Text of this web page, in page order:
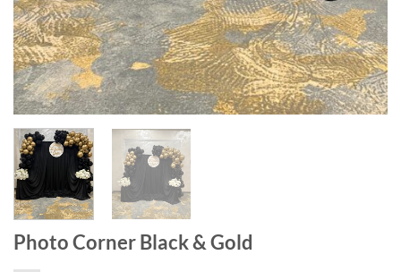
Photo Corner Black & Gold